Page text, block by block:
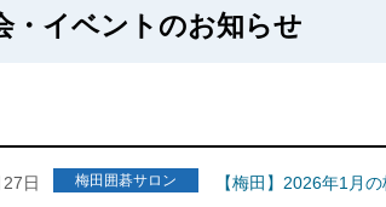
・イベントのお知らせ
日 梅田囲碁サロン 【梅田】2026年1月